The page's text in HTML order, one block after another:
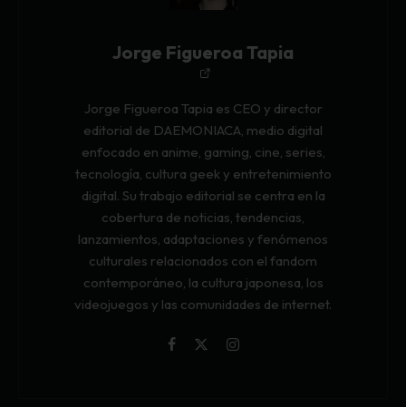
Jorge Figueroa Tapia
Jorge Figueroa Tapia es CEO y director
editorial de DAEMONIACA, medio digital
enfocado en anime, gaming, cine, series,
tecnología, cultura geek y entretenimiento
digital. Su trabajo editorial se centra en la
cobertura de noticias, tendencias,
lanzamientos, adaptaciones y fenómenos
culturales relacionados con el fandom
contemporáneo, la cultura japonesa, los
videojuegos y las comunidades de internet.